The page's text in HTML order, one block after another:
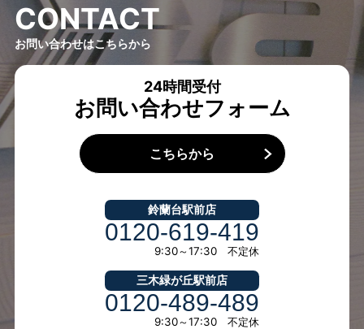
CONTACT
お問い合わせはこちらから
24時間受付
お問い合わせフォーム
こちらから
鈴蘭台駅前店
0120-619-419
9:30～17:30 不定休
三木緑が丘駅前店
0120-489-489
9:30～17:30 不定休